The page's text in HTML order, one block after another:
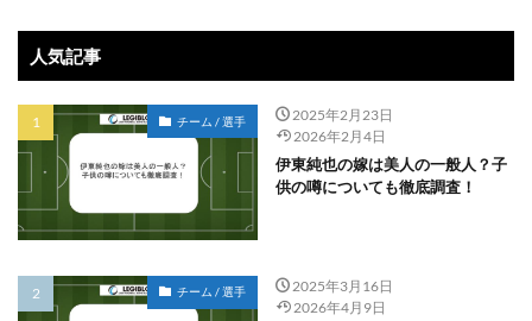
人気記事
チーム / 選手
2025年2月23日
2026年2月4日
伊東純也の嫁は美人の一般人？子
供の噂についても徹底調査！
チーム / 選手
2025年3月16日
2026年4月9日